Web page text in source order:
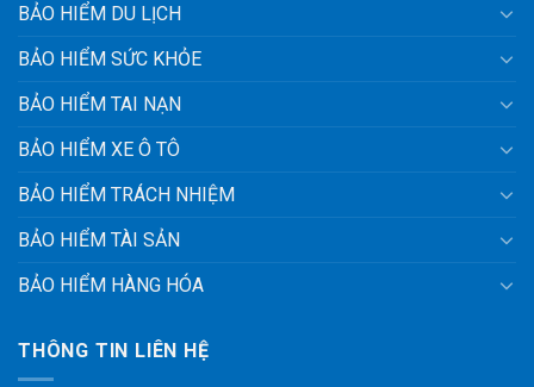
BẢO HIỂM DU LỊCH
BẢO HIỂM SỨC KHỎE
BẢO HIỂM TAI NẠN
BẢO HIỂM XE Ô TÔ
BẢO HIỂM TRÁCH NHIỆM
BẢO HIỂM TÀI SẢN
BẢO HIỂM HÀNG HÓA
THÔNG TIN LIÊN HỆ